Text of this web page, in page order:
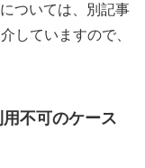
については、別記事
していますので、
不可のケース